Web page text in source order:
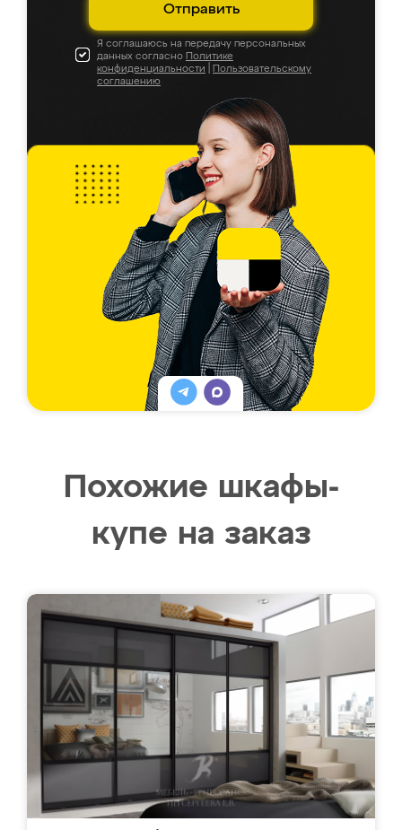
Отправить
Я соглашаюсь на передачу персональных
данных согласно Политике
конфиденциальности
Пользовательскому
соглашению
Похожие шкафы-
купе на заказ